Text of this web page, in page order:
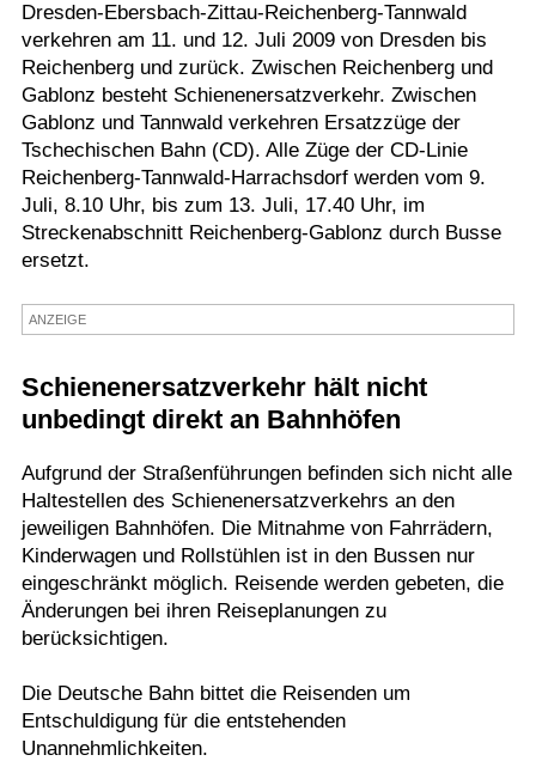
Kostenlos
Dresden-Ebersbach-Zittau-Reichenberg-Tannwald
verkehren am 11. und 12. Juli 2009 von Dresden bis
Reichenberg und zurück. Zwischen Reichenberg und
Gablonz besteht Schienenersatzverkehr. Zwischen
Gablonz und Tannwald verkehren Ersatzzüge der
Tschechischen Bahn (CD). Alle Züge der CD-Linie
Reichenberg-Tannwald-Harrachsdorf werden vom 9.
Juli, 8.10 Uhr, bis zum 13. Juli, 17.40 Uhr, im
Streckenabschnitt Reichenberg-Gablonz durch Busse
ersetzt.
ANZEIGE
Schienenersatzverkehr hält nicht
unbedingt direkt an Bahnhöfen
Aufgrund der Straßenführungen befinden sich nicht alle
Haltestellen des Schienenersatzverkehrs an den
jeweiligen Bahnhöfen. Die Mitnahme von Fahrrädern,
Kinderwagen und Rollstühlen ist in den Bussen nur
eingeschränkt möglich. Reisende werden gebeten, die
Änderungen bei ihren Reiseplanungen zu
berücksichtigen.
Die Deutsche Bahn bittet die Reisenden um
Entschuldigung für die entstehenden
Unannehmlichkeiten.